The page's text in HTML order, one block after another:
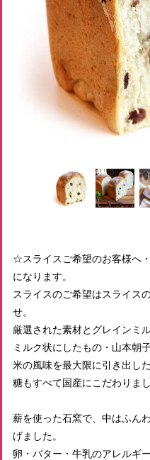
☆スライスご希望のお客様へ
になります。
スライスのご希望はスライス
せ。
厳選された素材とグレインミ
ミルク状にしたもの・山本朝
米の風味を最大限に引き出し
糖もすべて国産にこだわりまし
薪を使った石窯で、中はふん
げました。
卵・バター・牛乳のアレルギ